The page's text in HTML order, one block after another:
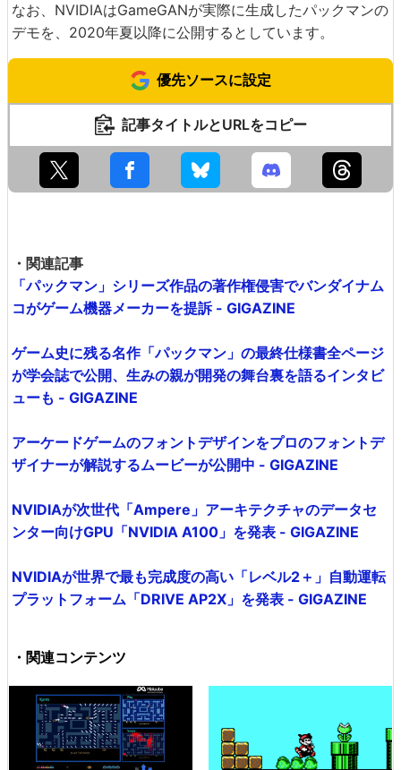
なお、NVIDIAはGameGANが実際に生成したパックマンの
デモを、2020年夏以降に公開するとしています。
優先ソースに設定
記事タイトルとURLをコピー
・関連記事
「パックマン」シリーズ作品の著作権侵害でバンダイナム
コがゲーム機器メーカーを提訴 - GIGAZINE
ゲーム史に残る名作「パックマン」の最終仕様書全ページ
が学会誌で公開、生みの親が開発の舞台裏を語るインタビ
ューも - GIGAZINE
アーケードゲームのフォントデザインをプロのフォントデ
ザイナーが解説するムービーが公開中 - GIGAZINE
NVIDIAが次世代「Ampere」アーキテクチャのデータセ
ンター向けGPU「NVIDIA A100」を発表 - GIGAZINE
NVIDIAが世界で最も完成度の高い「レベル2＋」自動運転
プラットフォーム「DRIVE AP2X」を発表 - GIGAZINE
・関連コンテンツ